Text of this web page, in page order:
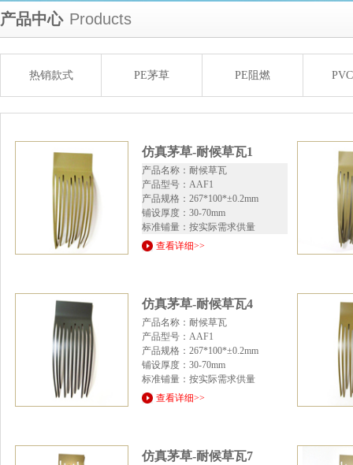
产品中心 Products
热销款式 PE茅草 PE阻燃
仿真茅草-耐候草瓦1
产品名称：耐候草瓦
产品型号：AAF1
产品规格：267*100*±0.2mm
铺设厚度：30-70mm
标准铺量：按实际需求供量
查看详细>>
仿真茅草-耐候草瓦4
产品名称：耐候草瓦
产品型号：AAF1
产品规格：267*100*±0.2mm
铺设厚度：30-70mm
标准铺量：按实际需求供量
查看详细>>
仿真茅草-耐候草瓦7